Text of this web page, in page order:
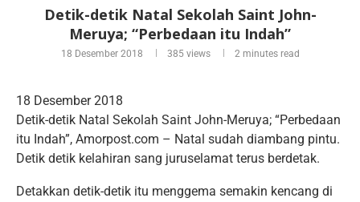
Detik-detik Natal Sekolah Saint John-
Meruya; “Perbedaan itu Indah”
18 Desember 2018 385 views 2 minutes read
18 Desember 2018
Detik-detik Natal Sekolah Saint John-Meruya; “Perbedaan
itu Indah”, Amorpost.com – Natal sudah diambang pintu.
Detik detik kelahiran sang juruselamat terus berdetak.
Detakkan detik-detik itu menggema semakin kencang di